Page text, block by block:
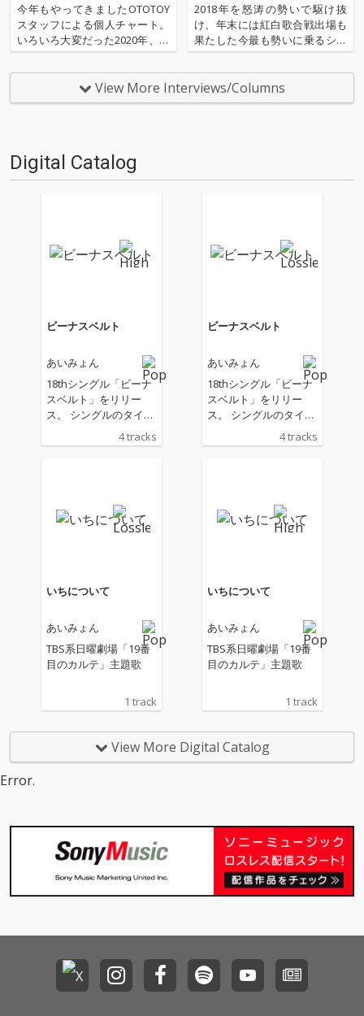
今年もやってきましたOTOTOY
スタッフによる個人チャート。
いろいろ大変だった2020年、な
にを聴いてOTOTOYを作ってい
たのか？ 今年は新人、梶野に加
えてインターン、そしてコント
リビューター枠としていろいろ
配信開始
2018年を怒涛の勢いで駆け抜
け、年末には紅白歌合戦出場も
果たした今最も勢いに乗るシン
ガー・ソングライター、あいみ
ょんの2ndアルバム『瞬間的シ
ックスセンス』がハイレゾ配信
開始。「満月の夜なら」「マリ
View More Interviews/Columns
Digital Catalog
ビーナスベルト
あいみょん
18thシングル「ビーナ
スベルト」をリリー
ス。 シングルのタイト
ルとなった「ビーナス
ベルト」は日の出前や
とを指している。
4 tracks
ビーナスベルト
あいみょん
18thシングル「ビーナ
スベルト」をリリー
ス。 シングルのタイト
ルとなった「ビーナス
ベルト」は日の出前や
とを指している。
4 tracks
いちについて
あいみょん
TBS系日曜劇場「19番
目のカルテ」主題歌
1 track
いちについて
あいみょん
TBS系日曜劇場「19番
目のカルテ」主題歌
1 track
View More Digital Catalog
Error.